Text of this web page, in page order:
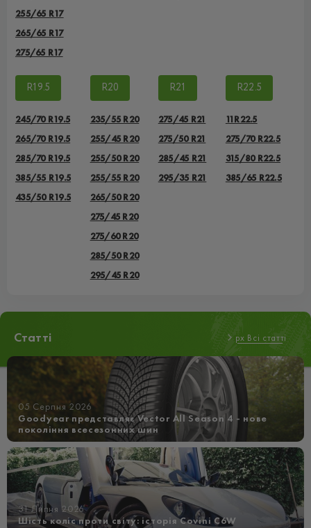
255/65 R17
265/65 R17
275/65 R17
R19.5
245/70 R19.5
265/70 R19.5
285/70 R19.5
385/55 R19.5
435/50 R19.5
R20
235/55 R20
255/45 R20
255/50 R20
255/55 R20
265/50 R20
275/45 R20
275/60 R20
285/50 R20
295/45 R20
R21
275/45 R21
275/50 R21
285/45 R21
295/35 R21
R22.5
11R22.5
275/70 R22.5
315/80 R22.5
385/65 R22.5
Статті px Всі статті
05 Серпня 2026
Goodyear представляє Vector All Season 4 - нове
покоління всесезонних шин
31 Липня 2026
Шість коліс проти світу: історія Covini C6W